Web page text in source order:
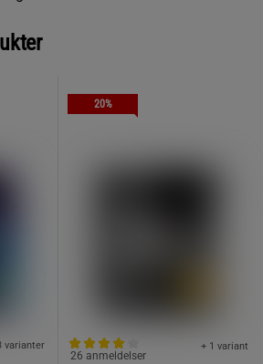
varianter
20%
+ 1 variant
26 anmeldelser